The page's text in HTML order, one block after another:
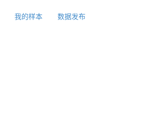
我的样本 数据发布